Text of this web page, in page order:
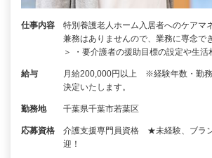
仕事内容
特別養護老人ホーム入居者へのケアマ
兼務はありませんので、業務に専念で
＞ ・要介護者の援助目標の設定や生
給与
月給200,000円以上 ※経験年数・勤
決定いたします。
勤務地 千葉県千葉市若葉区
応募資格
介護支援専門員資格 ★未経験、ブラ
迎！